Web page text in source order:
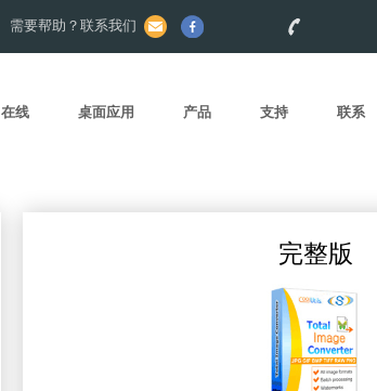
需要帮助？联系我们
在线 桌面应用 产品 支持 联系
完整版